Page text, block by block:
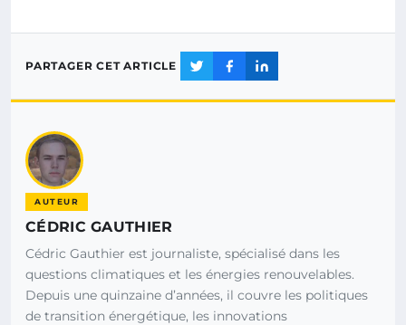
PARTAGER CET ARTICLE
AUTEUR
CÉDRIC GAUTHIER
Cédric Gauthier est journaliste, spécialisé dans les
questions climatiques et les énergies renouvelables.
Depuis une quinzaine d’années, il couvre les politiques
de transition énergétique, les innovations